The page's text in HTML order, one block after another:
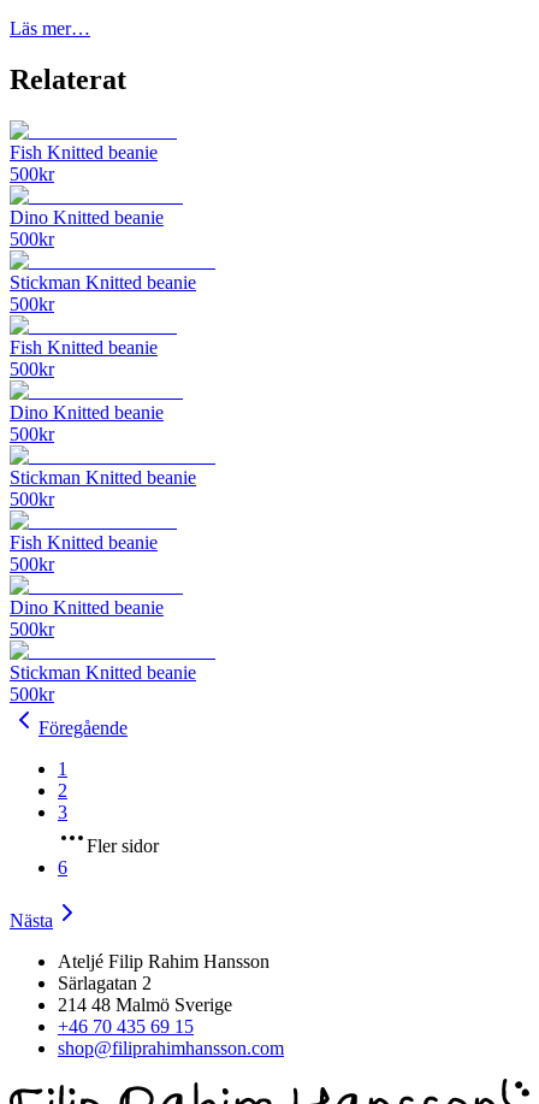
Läs mer…
Relaterat
Fish Knitted beanie
500kr
Dino Knitted beanie
500kr
Stickman Knitted beanie
500kr
Fish Knitted beanie
500kr
Dino Knitted beanie
500kr
Stickman Knitted beanie
500kr
Fish Knitted beanie
500kr
Dino Knitted beanie
500kr
Stickman Knitted beanie
500kr
Föregående
1
2
3
Fler sidor
6
Nästa
Ateljé Filip Rahim Hansson
Särlagatan 2
214 48 Malmö Sverige
+46 70 435 69 15
shop@filiprahimhansson.com